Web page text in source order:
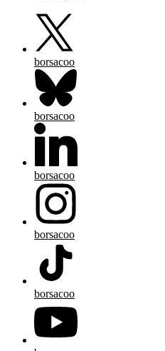
borsacoo
borsacoo
borsacoo
borsacoo
borsacoo